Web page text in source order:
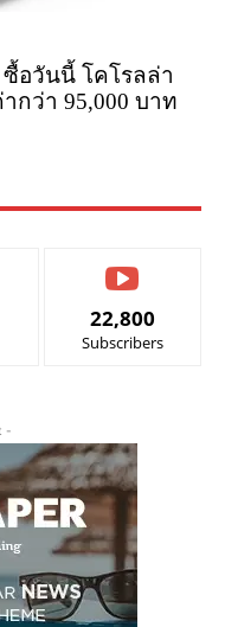
ซื้อวันนี้ โคโรลล่า
กว่า 95,000 บาท
22,800
Subscribers
-